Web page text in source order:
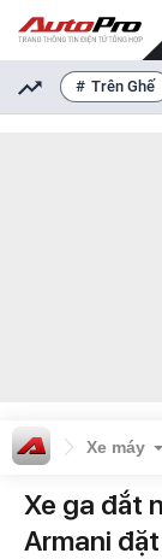
Trên Ghế
Xe máy
Xe ga đắt
Armani